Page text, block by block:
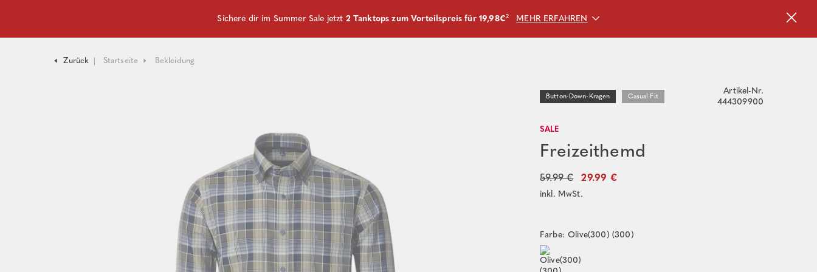
Sichere dir im Summer Sale jetzt 2 Tanktops zum Vorteilspreis für 19,98€² MEHR ERFAHREN
Zurück Startseite Bekleidung
Button-Down-Kragen Casual Fit
Artikel-Nr.
444309900
SALE
Freizeithemd
59.99 € 29.99 €
inkl. MwSt.
Farbe: Olive(300) (300)